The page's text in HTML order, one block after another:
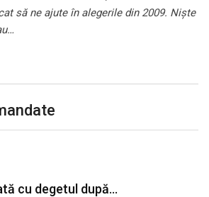
să ne ajute în alegerile din 2009. Niște
cu degetul după…